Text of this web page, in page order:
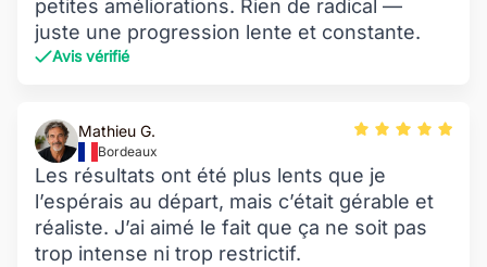
petites améliorations. Rien de radical —
juste une progression lente et constante.
Avis vérifié
Mathieu G.
Bordeaux
Les résultats ont été plus lents que je
l’espérais au départ, mais c’était gérable et
réaliste. J’ai aimé le fait que ça ne soit pas
trop intense ni trop restrictif.